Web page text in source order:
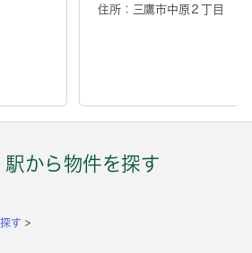
住所：三鷹市中原２丁目
から物件を探す
す